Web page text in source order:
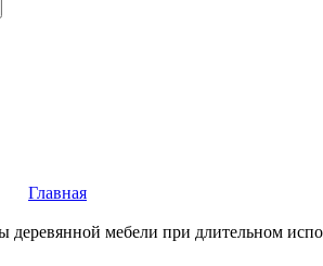
Главная
деревянной мебели при длительном